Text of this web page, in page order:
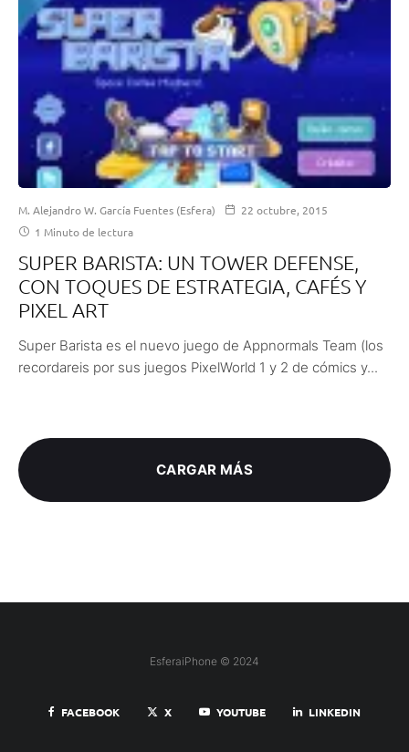
M. Alejandro W. García Fuentes (Esfera)
22 octubre, 2015
1 Minuto de lectura
SUPER BARISTA: UN TOWER DEFENSE,
CON TOQUES DE ESTRATEGIA, CAFÉS Y
PIXEL ART
Super Barista es el nuevo juego de Appnormals Team (los
recordareis por sus juegos PixelWorld 1 y 2 de cómics y...
CARGAR MÁS
EsferaiPhone © 2024
FACEBOOK X YOUTUBE LINKEDIN